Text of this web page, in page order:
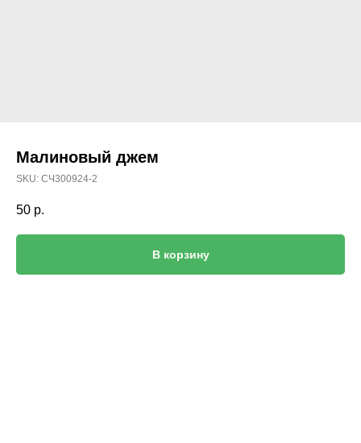
Малиновый джем
SKU: СЧ300924-2
50 р.
В корзину